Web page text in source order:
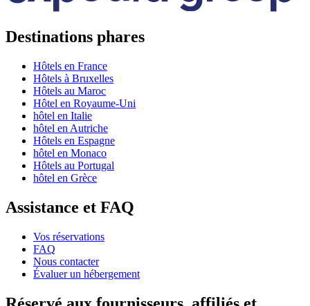
Destinations phares
Hôtels en France
Hôtels à Bruxelles
Hôtels au Maroc
Hôtel en Royaume-Uni
hôtel en Italie
hôtel en Autriche
Hôtels en Espagne
hôtel en Monaco
Hôtels au Portugal
hôtel en Grèce
Assistance et FAQ
Vos réservations
FAQ
Nous contacter
Évaluer un hébergement